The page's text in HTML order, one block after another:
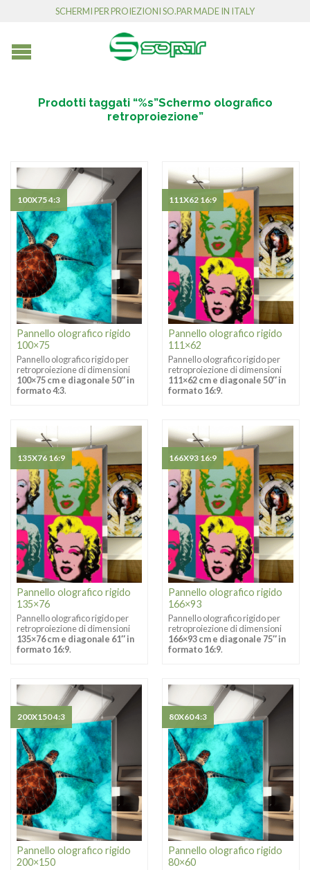
SCHERMI PER PROIEZIONI SO.PAR MADE IN ITALY
Prodotti taggati “%s”Schermo olografico
retroproiezione”
Pannello olografico rigido
100×75
Pannello olografico rigido per
retroproiezione di dimensioni
100×75 cm e diagonale 50″ in
formato 4:3.
100X75 4:3
Pannello olografico rigido
111×62
Pannello olografico rigido per
retroproiezione di dimensioni
111×62 cm e diagonale 50″ in
formato 16:9.
111X62 16:9
Pannello olografico rigido
135×76
Pannello olografico rigido per
retroproiezione di dimensioni
135×76 cm e diagonale 61″ in
formato 16:9.
135X76 16:9
Pannello olografico rigido
166×93
Pannello olografico rigido per
retroproiezione di dimensioni
166×93 cm e diagonale 75″ in
formato 16:9.
166X93 16:9
Pannello olografico rigido
200×150
200X150 4:3
Pannello olografico rigido
80×60
80X60 4:3